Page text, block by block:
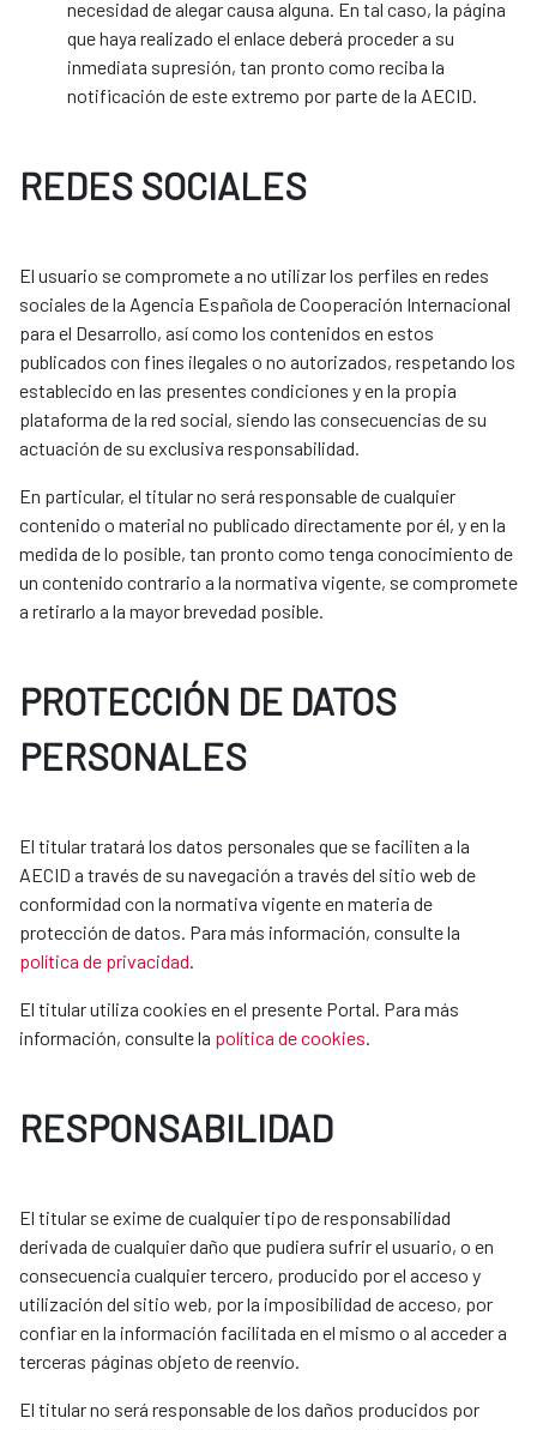
necesidad de alegar causa alguna. En tal caso, la página
que haya realizado el enlace deberá proceder a su
inmediata supresión, tan pronto como reciba la
notificación de este extremo por parte de la AECID.
REDES SOCIALES
El usuario se compromete a no utilizar los perfiles en redes
sociales de la Agencia Española de Cooperación Internacional
para el Desarrollo, así como los contenidos en estos
publicados con fines ilegales o no autorizados, respetando los
establecido en las presentes condiciones y en la propia
plataforma de la red social, siendo las consecuencias de su
actuación de su exclusiva responsabilidad.
En particular, el titular no será responsable de cualquier
contenido o material no publicado directamente por él, y en la
medida de lo posible, tan pronto como tenga conocimiento de
un contenido contrario a la normativa vigente, se compromete
a retirarlo a la mayor brevedad posible.
PROTECCIÓN DE DATOS
PERSONALES
El titular tratará los datos personales que se faciliten a la
AECID a través de su navegación a través del sitio web de
conformidad con la normativa vigente en materia de
protección de datos. Para más información, consulte la
política de privacidad.
El titular utiliza cookies en el presente Portal. Para más
información, consulte la política de cookies.
RESPONSABILIDAD
El titular se exime de cualquier tipo de responsabilidad
derivada de cualquier daño que pudiera sufrir el usuario, o en
consecuencia cualquier tercero, producido por el acceso y
utilización del sitio web, por la imposibilidad de acceso, por
confiar en la información facilitada en el mismo o al acceder a
terceras páginas objeto de reenvío.
El titular no será responsable de los daños producidos por